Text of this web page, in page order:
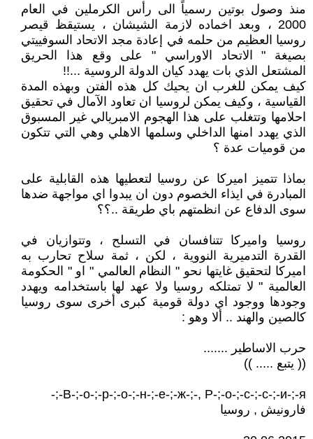
منذ وصول بوتين رسمياً الى رأس الكرملين في العام
2000 ، وبعد اخماده لازمة الشيشان ، يستيقظ قيصر
روسيا العظيم من حلمه في إعادة مجد الاتحاد السوفييتي
بصيغة " الاتحاد الاوراسي " على وقع هذا الحريق
المشتعل الذي بات يهدد كيان الدولة الروسية ...!!
كيف يمكن للغرب ان يحيك كل هذه الفتن وبهذه المدة
القياسية ، وكيف يمكن لروسيا ان تعاود الآمال في تحقيق
احلامها وتتغلب على هذا الهجوم الامبريالي غير المسبوق
الذي يهدد امنها الداخلي وسلمها الاهلي وهي التي تتكون
من قوميات عدة ؟
بماذا تتميز اميركا عن روسيا لتعطيها هذه القابلية على
المبادرة في ايذاء الخصوم دون ان يبدوا اي مواجهة ضدها
سوى الدفاع عن انظمتهم باي طريقة ..؟؟
روسيا واميركا تتنافسان في التسلح ، وتتوازيان في
القدرة التدميرية النووية ، لكن ، ثمة سلاح تحارب به
اميركا لتحقيق غايتها نحو " النظام العالمي " او " الحكومة
العالمية " لا تمتلكه روسيا ولا عهد لها باستخدامه ويهدد
وجودها ووجود اي دولة قومية كبرى أخرى سوى روسيا
كالصين والهند .. ألا وهو :
حرب الاساطير .......
(( يتبع ..... ))
В-;-о-;-р-;-о-;-н-;-е-;-ж-;-, Р-;-о-;-с-;-с-;-и-;-я-;-
فارونيش , روسيا